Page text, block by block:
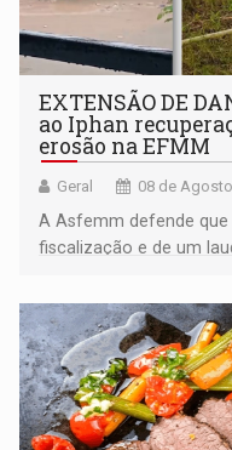
EXTENSÃO DE
ao Iphan
erosão na EFMM
Geral 08 de
A Asfemm defende
fiscalização e de um